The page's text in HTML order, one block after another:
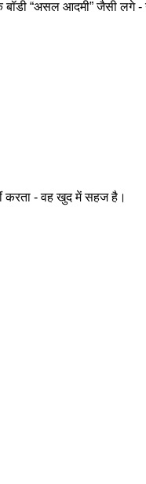
“असल आदमी” जैसी लगे -
करता - वह खुद में सहज है।